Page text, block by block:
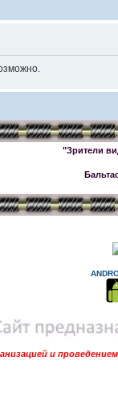
"Зрители
и